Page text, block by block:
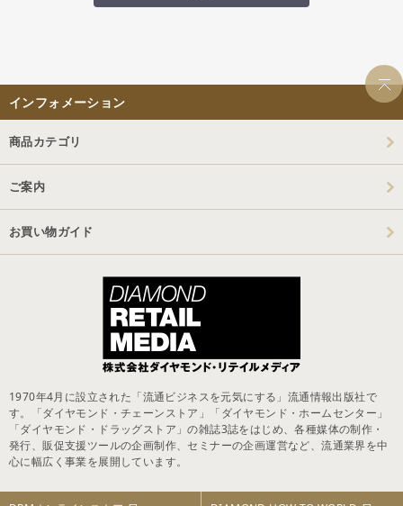
インフォメーション
商品カテゴリ
ご案内
お買い物ガイド
1970年4月に設立された「流通ビジネスを元気にする」流通情報出版社で
す。「ダイヤモンド・チェーンストア」「ダイヤモンド・ホームセンター」
「ダイヤモンド・ドラッグストア」の雑誌3誌をはじめ、各種媒体の制作・
発行、販促支援ツールの企画制作、セミナーの企画運営など、流通業界を中
心に幅広く事業を展開しています。